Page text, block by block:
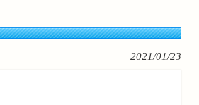
2021/01/23